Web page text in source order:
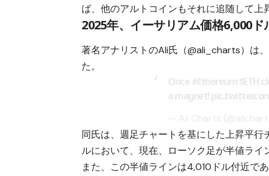
ば、他のアルトコインもそれに追随して上
2025年、イーサリアム価格6,000ド
著名アナリストのAli氏（@ali_charts）は
た。
同氏は、週足チャートを基にした上昇平
ルにおいて、現在、ローソク足が半値ライ
また、この半値ラインは4,010ドル付近で